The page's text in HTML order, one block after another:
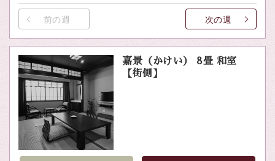
前の週 次の週
嘉景（かけい） 8畳 和室
【街側】